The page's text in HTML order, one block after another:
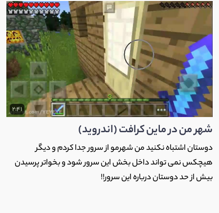
2:41
شهر من در ماین کرافت (اندروید)
دوستان اشتباه نکنید من شهرمو از سرور جدا کردم و دیگر
هیچکس نمی تواند داخل بخش این سرور شود و بخواتر پرسیدن
بیش از حد دوستان درباره این سرور!!